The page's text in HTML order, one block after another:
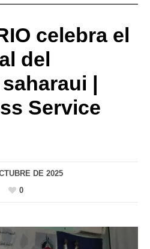
celebra el
del
|
Service
DE 2025
0